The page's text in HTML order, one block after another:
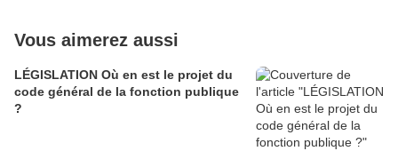
Vous aimerez aussi
LÉGISLATION Où en est le projet du
code général de la fonction publique
?